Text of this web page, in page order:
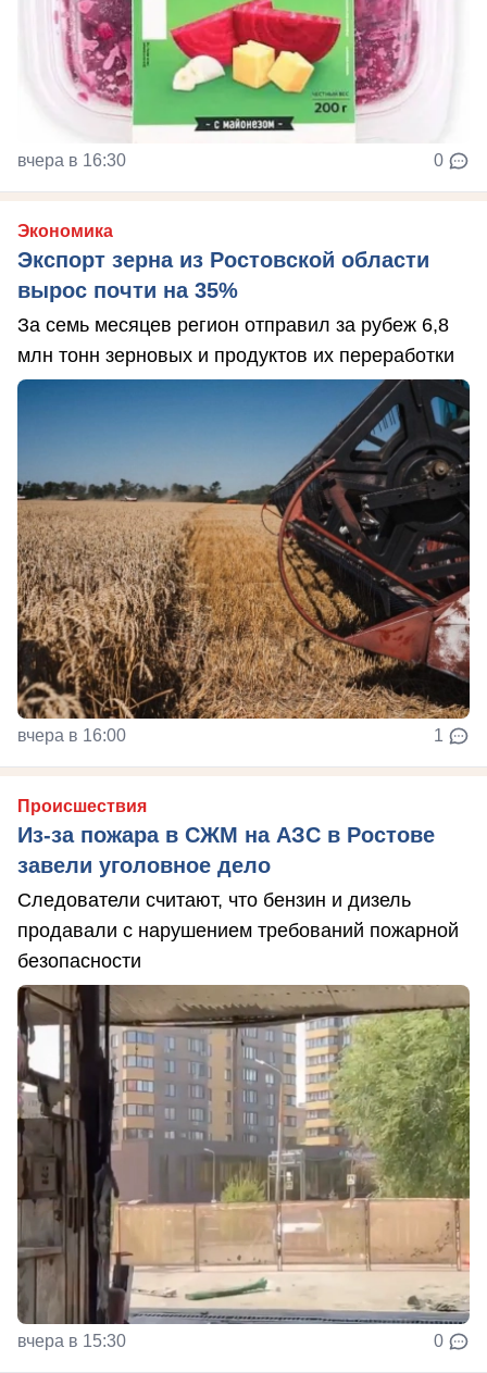
вчера в 16:30 0
Экономика
Экспорт зерна из Ростовской области
вырос почти на 35%
За семь месяцев регион отправил за рубеж 6,8
млн тонн зерновых и продуктов их переработки
вчера в 16:00 1
Происшествия
Из-за пожара в СЖМ на АЗС в Ростове
завели уголовное дело
Следователи считают, что бензин и дизель
продавали с нарушением требований пожарной
безопасности
вчера в 15:30 0